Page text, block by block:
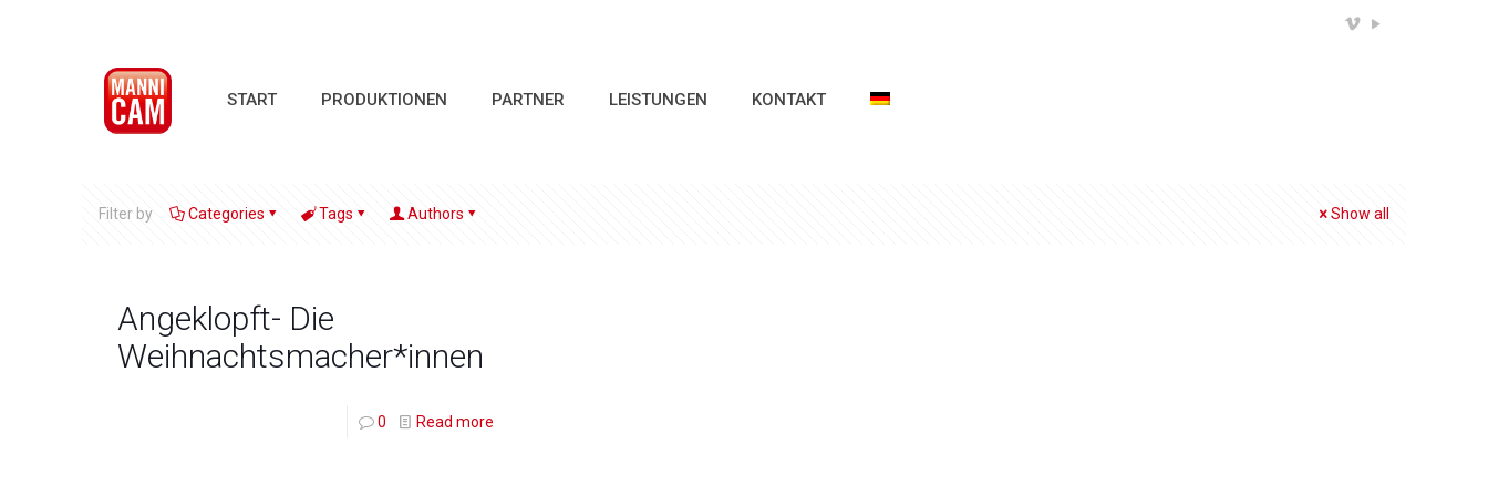
START PRODUKTIONEN PARTNER LEISTUNGEN KONTAKT
Filter by Categories Tags Authors Show all
Angeklopft- Die
Weihnachtsmacher*innen
0 Read more